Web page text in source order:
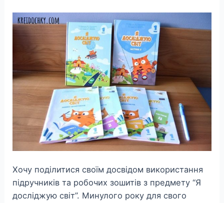
Хочу поділитися своїм досвідом використання
підручників та робочих зошитів з предмету “Я
досліджую світ”. Минулого року для свого